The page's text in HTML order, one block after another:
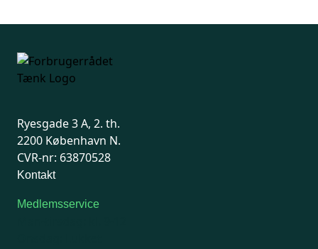
side
Ryesgade 3 A, 2. th.
2200 København N.
CVR-nr: 63870528
Kontakt
Medlemsservice